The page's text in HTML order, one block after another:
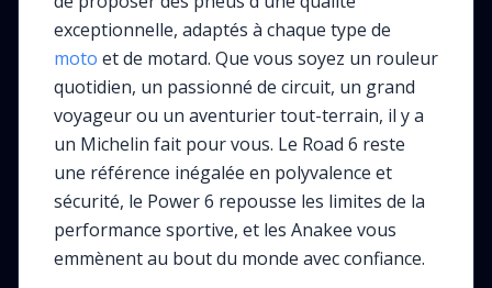
exceptionnelle, adaptés à chaque type de
moto et de motard. Que vous soyez un rouleur
quotidien, un passionné de circuit, un grand
voyageur ou un aventurier tout-terrain, il y a
un Michelin fait pour vous. Le Road 6 reste
une référence inégalée en polyvalence et
sécurité, le Power 6 repousse les limites de la
performance sportive, et les Anakee vous
emmènent au bout du monde avec confiance.